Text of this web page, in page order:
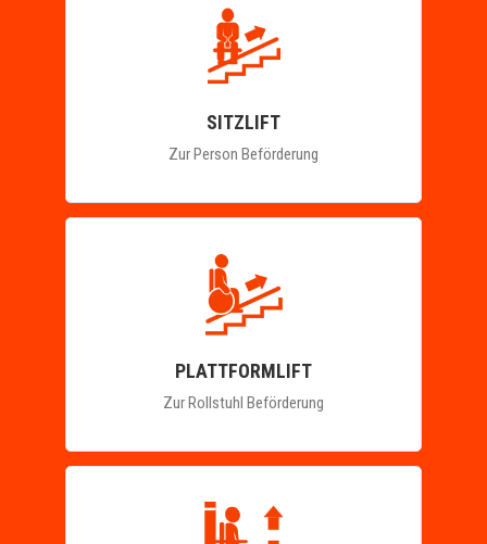
SITZLIFT
Zur Person Beförderung
PLATTFORMLIFT
Zur Rollstuhl Beförderung